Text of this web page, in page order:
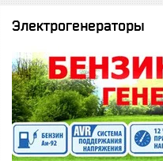
Электрогенераторы